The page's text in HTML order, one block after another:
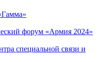
форум «Армия 2024»
специальной связи и